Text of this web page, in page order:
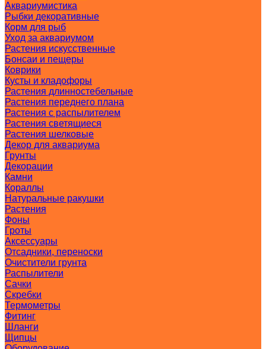
Аквариумистика
Рыбки декоративные
Корм для рыб
Уход за аквариумом
Растения искусственные
Бонсаи и пещеры
Коврики
Кусты и кладофоры
Растения длинностебельные
Растения переднего плана
Растения с распылителем
Растения светящиеся
Растения шелковые
Декор для аквариума
Грунты
Декорации
Камни
Кораллы
Натуральные ракушки
Растения
Фоны
Гроты
Аксессуары
Отсадники, переноски
Очистители грунта
Распылители
Сачки
Скребки
Термометры
Фитинг
Шланги
Щипцы